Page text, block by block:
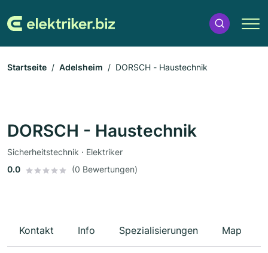
Startseite Adelsheim DORSCH - Haustechnik
DORSCH - Haustechnik
Sicherheitstechnik · Elektriker
0.0
(0 Bewertungen)
Kontakt Info Spezialisierungen Map